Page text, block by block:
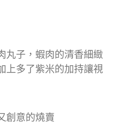
丸子，蝦肉的清香細緻
上多了紫米的加持讓視
創意的燒賣